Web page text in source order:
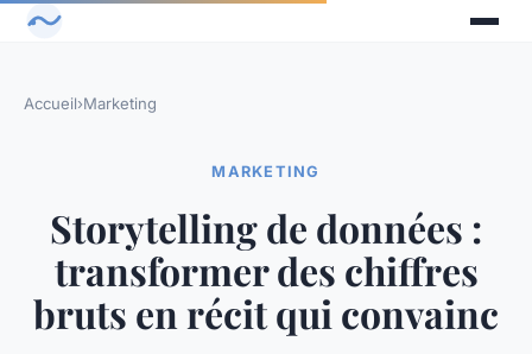
Accueil›Marketing
MARKETING
Storytelling de données :
transformer des chiffres
bruts en récit qui convainc